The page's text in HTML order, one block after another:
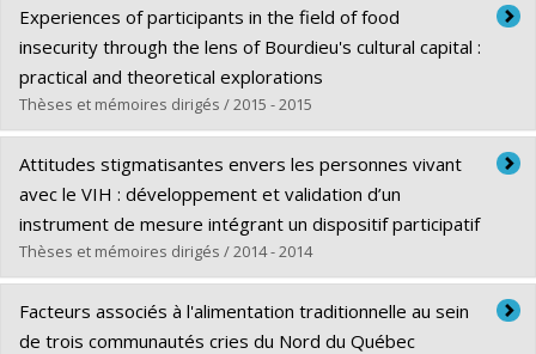
Diplômé(e) :Pérez Isaza, Elsury Johanna
Cycle :Maîtrise
Diplôme obtenu :M. Sc.
Lien vers le document dans Papyrus
Experiences of participants in the field of food
insecurity through the lens of Bourdieu's cultural capital :
practical and theoretical explorations
Thèses et mémoires dirigés / 2015 - 2015
Diplômé(e) :Gough, Margot
Cycle : Maîtrise
Diplôme obtenu :M. Sc.
Lien vers le document dans Papyrus
Attitudes stigmatisantes envers les personnes vivant
avec le VIH : développement et validation d’un
instrument de mesure intégrant un dispositif participatif
Thèses et mémoires dirigés / 2014 - 2014
Diplômé(e) :Beaulieu, Marianne
Cycle :Doctorat
Facteurs associés à l'alimentation traditionnelle au sein
de trois communautés cries du Nord du Québec